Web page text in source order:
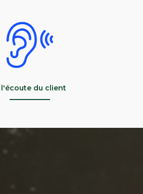
l'écoute du client